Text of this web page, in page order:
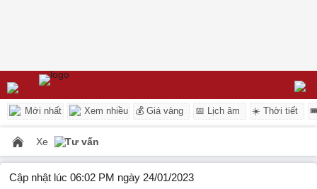
Mới nhất Xem nhiều 💰 Giá vàng 📅 Lịch âm ☀️ Thời tiết
Xe Tư vấn
Cập nhật lúc 06:02 PM ngày 24/01/2023